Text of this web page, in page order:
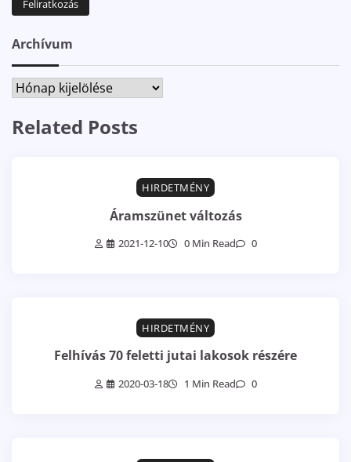
Archívum
Archívum
Related Posts
HIRDETMÉNY
Áramszünet változás
2021-12-10 0 Min Read 0
HIRDETMÉNY
Felhívás 70 feletti jutai lakosok részére
2020-03-18 1 Min Read 0